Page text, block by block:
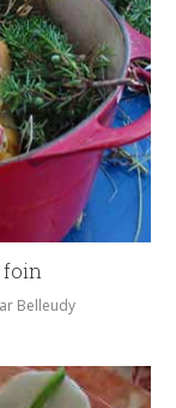
foin
Belleudy